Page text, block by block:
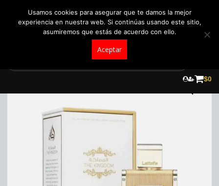
$0
Usamos cookies para asegurar que te damos la mejor
experiencia en nuestra web. Si continúas usando este sitio,
asumiremos que estás de acuerdo con ello.
Aceptar